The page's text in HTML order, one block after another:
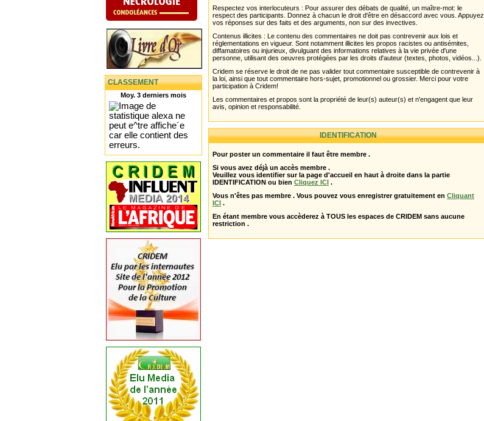
CLASSEMENT
Moy. 3 derniers mois
Respectez vos interlocuteurs : Pour assurer des débats de qualité, un maître-mot: le
respect des participants. Donnez à chacun le droit d'être en désaccord avec vous. Appuyez
vos réponses sur des faits et des arguments, non sur des invectives.
Contenus illicites : Le contenu des commentaires ne doit pas contrevenir aux lois et
réglementations en vigueur. Sont notamment illicites les propos racistes ou antisémites,
diffamatoires ou injurieux, divulguant des informations relatives à la vie privée d'une
personne, utilisant des oeuvres protégées par les droits d'auteur (textes, photos, vidéos...).
Cridem se réserve le droit de ne pas valider tout commentaire susceptible de contrevenir à
la loi, ainsi que tout commentaire hors-sujet, promotionnel ou grossier. Merci pour votre
participation à Cridem!
Les commentaires et propos sont la propriété de leur(s) auteur(s) et n'engagent que leur
avis, opinion et responsabilité.
IDENTIFICATION
Pour poster un commentaire il faut être membre .
Si vous avez déjà un accès membre .
Veuillez vous identifier sur la page d'accueil en haut à droite dans la partie
IDENTIFICATION ou bien Cliquez ICI .
Vous n'êtes pas membre . Vous pouvez vous enregistrer gratuitement en Cliquant
ICI .
En étant membre vous accèderez à TOUS les espaces de CRIDEM sans aucune
restriction .